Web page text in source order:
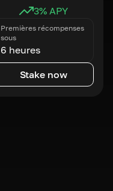
3% APY
Premières récompenses
sous
6 heures
Stake now